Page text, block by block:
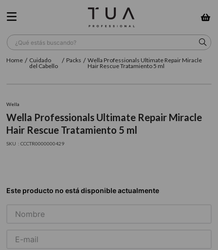
¿Qué estás buscando?
Cuidado
del Cabello
Packs
Wella Professionals Ultimate Repair Miracle
Hair Rescue Tratamiento 5 ml
Wella
Wella Professionals Ultimate Repair Miracle
Hair Rescue Tratamiento 5 ml
: CCCTR0000000429
TÉRMINOS MÁS BUSCADOS
3. farmavita
7. secador
10.